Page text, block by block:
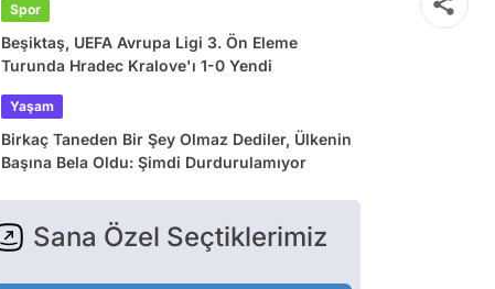
Spor
Beşiktaş, UEFA Avrupa Ligi 3. Ön Eleme
Turunda Hradec Kralove'ı 1-0 Yendi
Yaşam
Birkaç Taneden Bir Şey Olmaz Dediler, Ülkenin
Başına Bela Oldu: Şimdi Durdurulamıyor
Sana Özel Seçtiklerimiz